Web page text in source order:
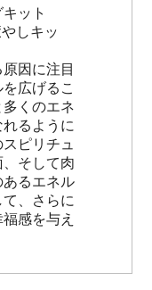
ット
しキッ
因に注目
広げるこ
くのエネ
るように
ピリチュ
そして肉
るエネル
、さらに
感を与え